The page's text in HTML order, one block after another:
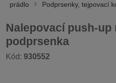
prádlo
Podprsenky, tejpovací
Nalepovací push-up
podprsenka
Kód: 930552